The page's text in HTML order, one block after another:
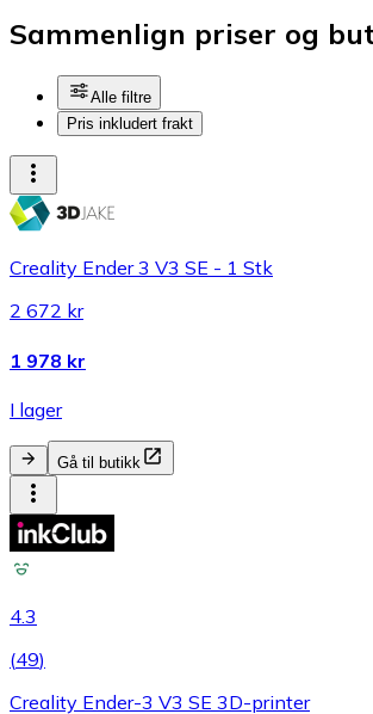
Sammenlign priser og
Alle filtre
Pris inkludert frakt
Creality Ender 3 V3 SE - 1 Stk
2 672 kr
1 978 kr
I lager
Gå til butikk
4.3
(49)
Creality Ender-3 V3 SE 3D-printer